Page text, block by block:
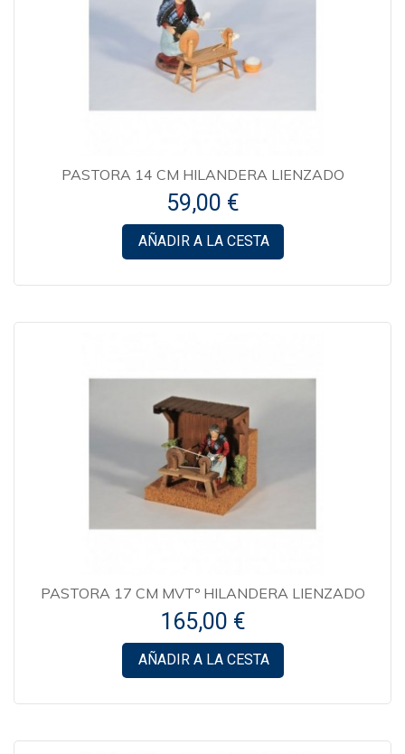
PASTORA 14 CM HILANDERA LIENZADO
59,00 €
AÑADIR A LA CESTA
PASTORA 17 CM MVTº HILANDERA LIENZADO
165,00 €
AÑADIR A LA CESTA